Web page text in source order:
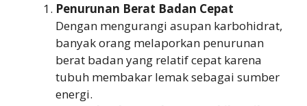
Penurunan Berat Badan Cepat
Dengan mengurangi asupan karbohidrat,
banyak orang melaporkan penurunan
berat badan yang relatif cepat karena
tubuh membakar lemak sebagai sumber
energi.